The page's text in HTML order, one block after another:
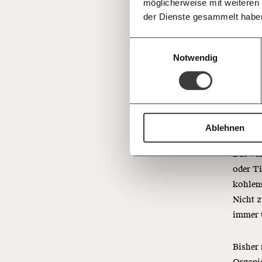
möglicherweise mit
der Dienste gesammelt
Notwendig
Ablehnen
Deine Spende absetzen:Fragen und
oder
Das
oder
Nicht
immer
Bisher